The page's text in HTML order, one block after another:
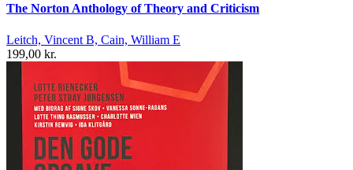
The Norton Anthology of Theory and Criticism
Leitch, Vincent B, Cain, William E
199,00 kr.